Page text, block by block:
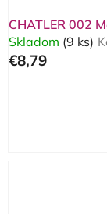
CHATLER 002
Skladom (9 ks)
€8,79